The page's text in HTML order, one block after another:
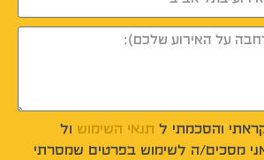
והסכמתי ל תנאי השימושול
מסכים/ה לשימוש בפרטים שמסרתי